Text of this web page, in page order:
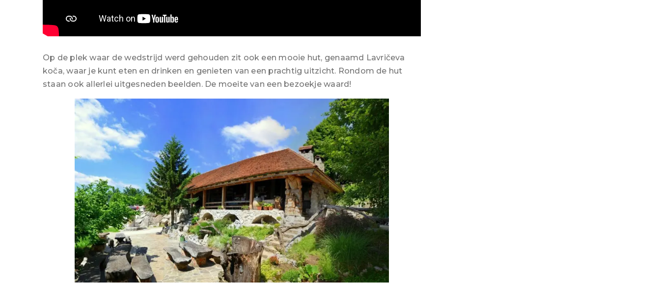
Op de plek waar de wedstrijd werd gehouden zit ook een mooie hut, genaamd Lavričeva
koča, waar je kunt eten en drinken en genieten van een prachtig uitzicht. Rondom de hut
staan ook allerlei uitgesneden beelden. De moeite van een bezoekje waard!